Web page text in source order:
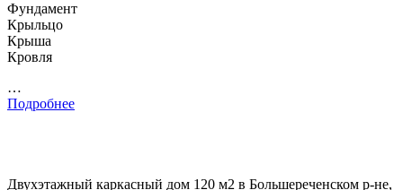
Фундамент
Крыльцо
Крыша
Кровля
…
Подробнее
Двухэтажный каркасный дом 120 м2 в Большереченском р-не,